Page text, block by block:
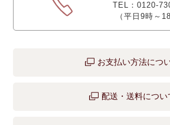
TEL：0120-
（平日9時～18
お支払い方法につ
配送・送料につい